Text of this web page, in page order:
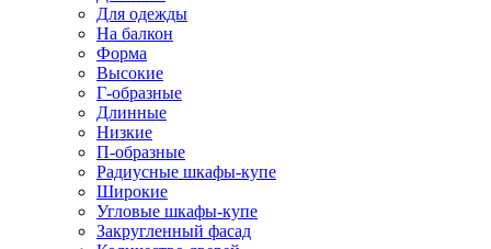
Для одежды
На балкон
Форма
Высокие
Г-образные
Длинные
Низкие
П-образные
Радиусные шкафы-купе
Широкие
Угловые шкафы-купе
Закругленный фасад